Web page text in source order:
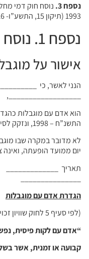
נספח 3.
נוסח חוק דמי
1993 (תיקון 15, התשע”ו- 2016).
נספח 1. נוסח מוצע לאישור רופא
אישור על
הנני לאשר, כי
__________________,
הוא אדם עם מוגבלות
התשנ”ח – 1998, ונזקק לסיוע אישי בשל מוגבלותו.
יום ממועד הופעתה,
תאריך
הגדרת אדם עם מוגבלות
(לפי סעיף 5 לחוק שוויון זכויות לאנשים עם מוגבלות, התשנ”ח – 1998):
“אדם עם לקות פיסית,
קבועה או זמנית, אשר